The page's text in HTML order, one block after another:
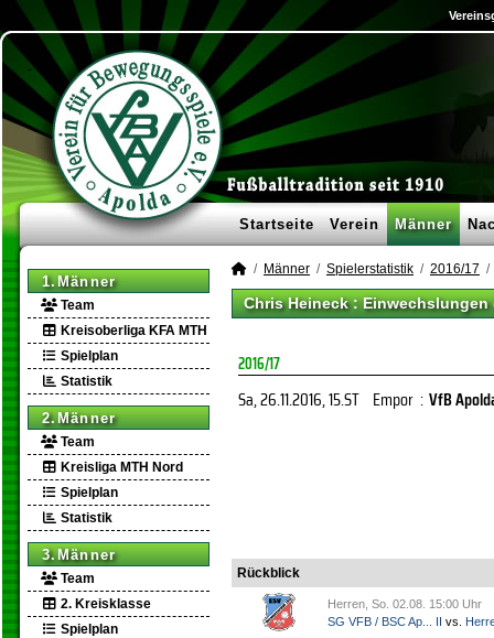
Startseite Verein Männer
1.Männer
Team
Kreisoberliga KFA MTH
Spielplan
Statistik
2.Männer
Team
Kreisliga MTH Nord
Spielplan
Statistik
3.Männer
Team
2. Kreisklasse
Spielplan
Männer Spielerstatistik 2016/17
Chris Heineck : Einwechslungen
2016/17
Sa, 26.11.2016, 15.ST Empor : VfB
Rückblick
Herren, So. 02.08. 15:00 Uhr
SG VFB / BSC Ap... II vs.